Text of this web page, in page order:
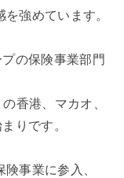
強めています。
の保険事業部門
香港、マカオ、
りです。
事業に参入、